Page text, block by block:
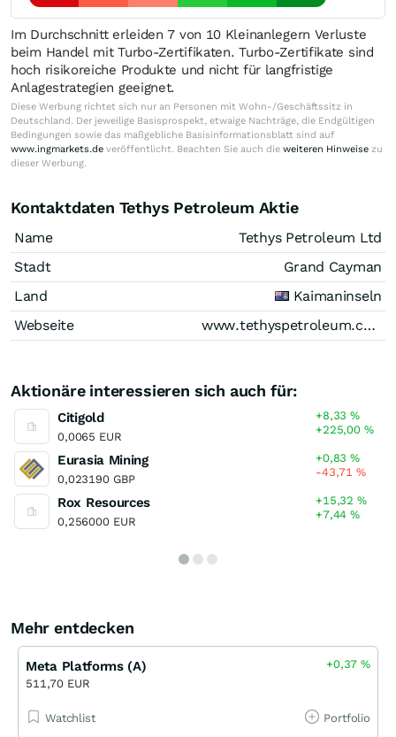
Im Durchschnitt erleiden 7 von 10 Kleinanlegern Verluste
beim Handel mit Turbo-Zertifikaten. Turbo-Zertifikate sind
hoch risikoreiche Produkte und nicht für langfristige
Anlagestrategien geeignet.
Diese Werbung richtet sich nur an Personen mit Wohn-/Geschäftssitz in
Deutschland. Der jeweilige Basisprospekt, etwaige Nachträge, die Endgültigen
Bedingungen sowie das maßgebliche Basisinformationsblatt sind auf
www.ingmarkets.de veröffentlicht. Beachten Sie auch die weiteren Hinweise zu
dieser Werbung.
Kontaktdaten Tethys Petroleum Aktie
Name
Tethys Petroleum Ltd
Stadt
Grand Cayman
Land
Kaimaninseln
Webseite
www.tethyspetroleum.com
Aktionäre interessieren sich auch für:
Citigold
0,0065 EUR
+8,33%
+225,00 %
Eurasia Mining
0,023190 GBP
+0,83%
-43,71%
Rox Resources
0,256000 EUR
+15,32%
+7,44%
Mehr entdecken
Meta Platforms (A)
511,70 EUR
+0,37%
Watchlist Portfolio